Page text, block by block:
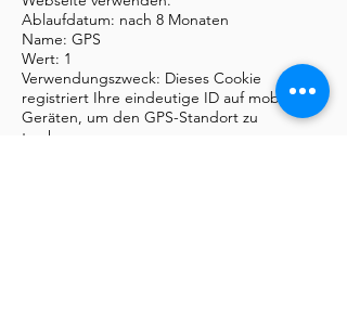
Ablaufdatum: nach 8 Monaten
Name: GPS
Wert: 1
Verwendungszweck: Dieses Cookie
registriert Ihre eindeutige ID auf mobilen
Geräten, um den GPS-Standort zu
tracken.